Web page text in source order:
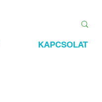
KAPCSOLAT